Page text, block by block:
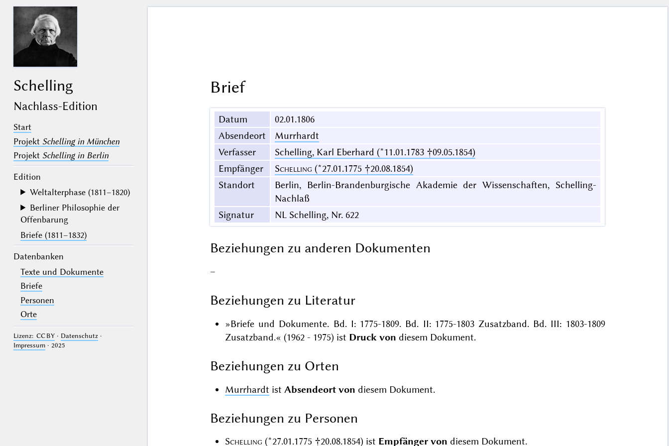
Schelling
Nachlass-Edition
Start
Projekt Schelling in München
Projekt Schelling in Berlin
Edition
Weltalterphase (1811–1820)
Berliner Philosophie der
Offenbarung
Briefe (1811–1832)
Datenbanken
Texte und Dokumente
Briefe
Personen
Orte
Lizenz: CC BY· Datenschutz·
Impressum· 2025
Brief
Datum
02.01.1806
Absendeort
Murrhardt
Verfasser
Schelling, Karl Eberhard (*11.01.1783 †09.05.1854)
Empfänger
Schelling (*27.01.1775 †20.08.1854)
Standort
Berlin, Berlin-Brandenburgische Akademie der Wissenschaften, Schelling-
Nachlaß
Signatur
NL Schelling, Nr. 622
Beziehungen zu anderen Dokumenten
–
Beziehungen zu Literatur
»Briefe und Dokumente. Bd. I: 1775-1809. Bd. II: 1775-1803 Zusatzband. Bd. III: 1803-1809
Zusatzband.« (1962 - 1975) ist Druck von diesem Dokument.
Beziehungen zu Orten
Murrhardt ist Absendeort von diesem Dokument.
Beziehungen zu Personen
Schelling (*27.01.1775 †20.08.1854)ist Empfänger von diesem Dokument.